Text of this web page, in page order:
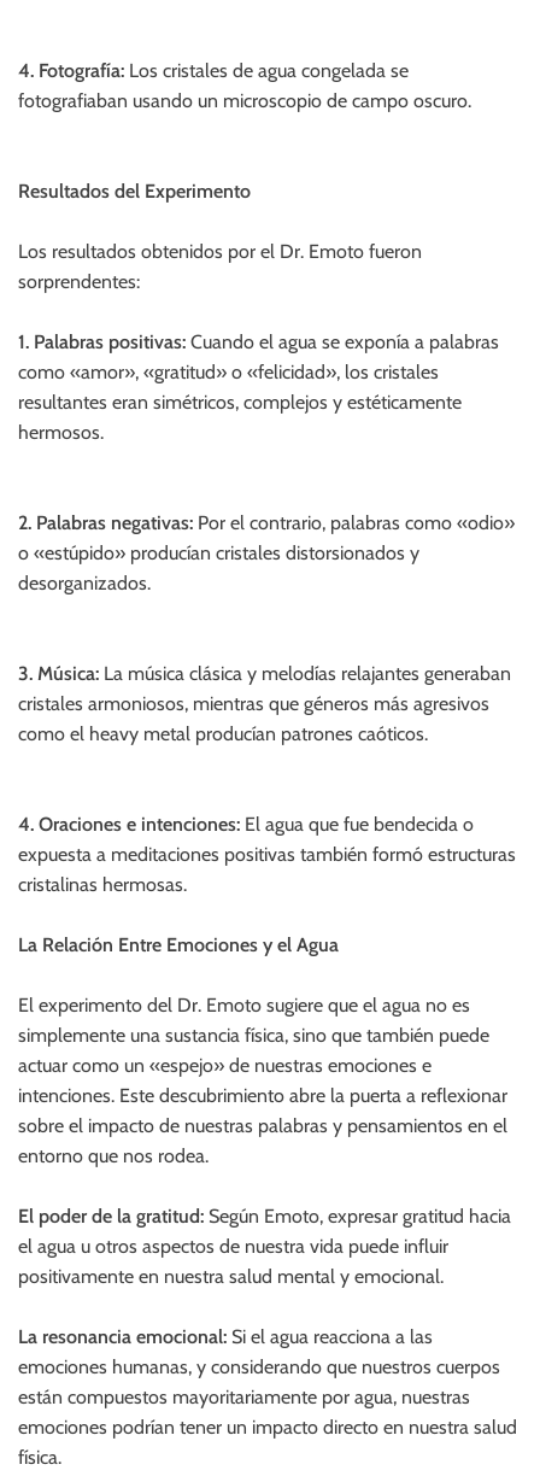
4. Fotografía: Los cristales de agua congelada se
fotografiaban usando un microscopio de campo oscuro.
Resultados del Experimento
Los resultados obtenidos por el Dr. Emoto fueron
sorprendentes:
1. Palabras positivas: Cuando el agua se exponía a palabras
como «amor», «gratitud» o «felicidad», los cristales
resultantes eran simétricos, complejos y estéticamente
hermosos.
2. Palabras negativas: Por el contrario, palabras como «odio»
o «estúpido» producían cristales distorsionados y
desorganizados.
3. Música: La música clásica y melodías relajantes generaban
cristales armoniosos, mientras que géneros más agresivos
como el heavy metal producían patrones caóticos.
4. Oraciones e intenciones: El agua que fue bendecida o
expuesta a meditaciones positivas también formó estructuras
cristalinas hermosas.
La Relación Entre Emociones y el Agua
El experimento del Dr. Emoto sugiere que el agua no es
simplemente una sustancia física, sino que también puede
actuar como un «espejo» de nuestras emociones e
intenciones. Este descubrimiento abre la puerta a reflexionar
sobre el impacto de nuestras palabras y pensamientos en el
entorno que nos rodea.
El poder de la gratitud: Según Emoto, expresar gratitud hacia
el agua u otros aspectos de nuestra vida puede influir
positivamente en nuestra salud mental y emocional.
La resonancia emocional: Si el agua reacciona a las
emociones humanas, y considerando que nuestros cuerpos
están compuestos mayoritariamente por agua, nuestras
emociones podrían tener un impacto directo en nuestra salud
física.